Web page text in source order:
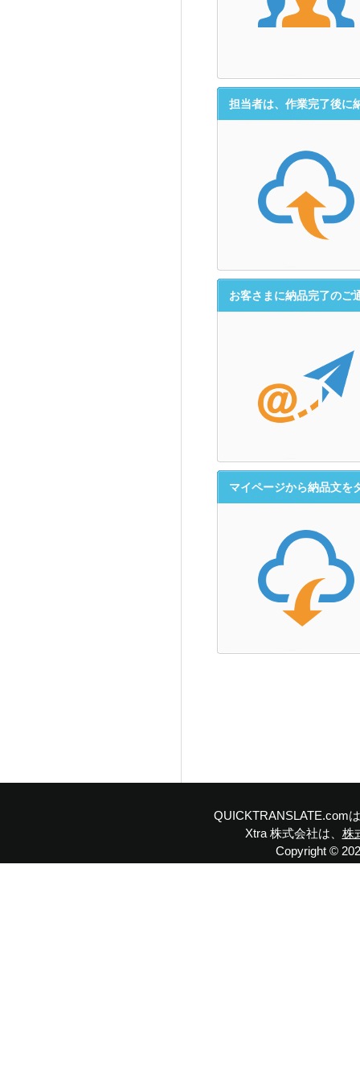
担当者は、作業完了後に
お客さまに納品完了のご
マイページから納品文を
QUICKTRANSLATE.com
Xtra 株式会社は、 株
Copyright ©